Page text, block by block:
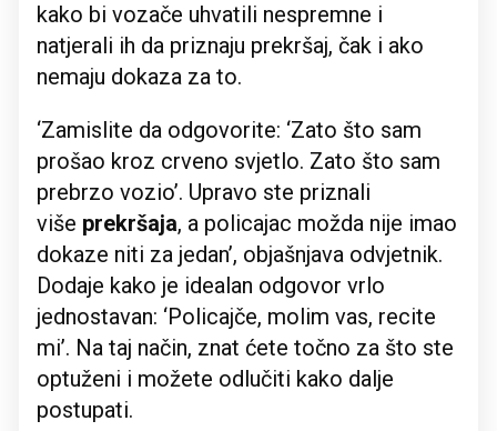
kako bi vozače uhvatili nespremne i
natjerali ih da priznaju prekršaj, čak i ako
nemaju dokaza za to.
‘Zamislite da odgovorite: ‘Zato što sam
prošao kroz crveno svjetlo. Zato što sam
prebrzo vozio’. Upravo ste priznali
više prekršaja, a policajac možda nije imao
dokaze niti za jedan’, objašnjava odvjetnik.
Dodaje kako je idealan odgovor vrlo
jednostavan: ‘Policajče, molim vas, recite
mi’. Na taj način, znat ćete točno za što ste
optuženi i možete odlučiti kako dalje
postupati.